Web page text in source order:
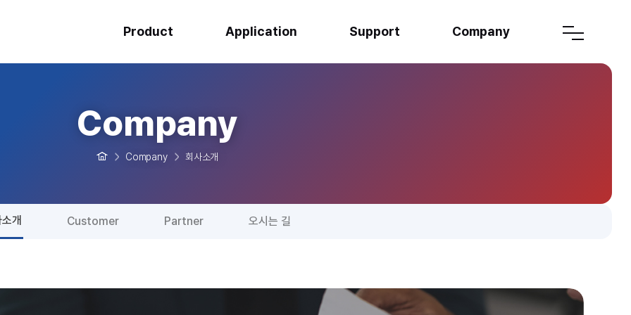
Product Application Support Company
Company
Company 회사소개
개 Customer Partner 오시는 길